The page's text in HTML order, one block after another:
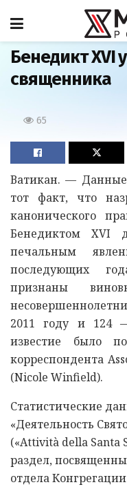
Главная
Бенедикт XVI
священника
65
Ватикан. —
тот факт, что
канонического
Бенедиктом XVI
печальным
последующих
признаны
2011 году и 124
известие было
корреспондента
(Nicole Winfield).
Статистические
«Деятельность
(«Attività della Santa
раздел,
отдела